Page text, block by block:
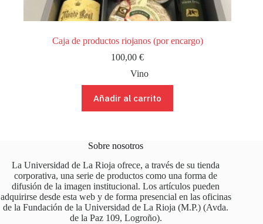
Caja de productos riojanos (por encargo)
100,00€
Vino
Añadir al carrito
Sobre nosotros
La Universidad de La Rioja ofrece, a través de su tienda
corporativa, una serie de productos como una forma de
difusión de la imagen institucional. Los artículos pueden
adquirirse desde esta web y de forma presencial en las oficinas
de la Fundación de la Universidad de La Rioja (M.P.) (Avda.
de la Paz 109, Logroño).